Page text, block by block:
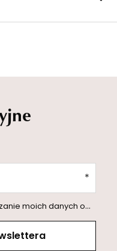
newslettera z informacją handlową (marketing). Więcej w